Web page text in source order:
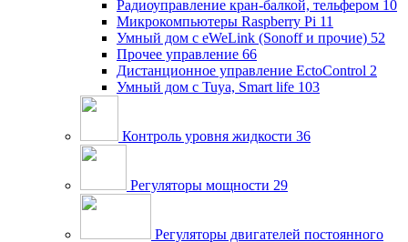
Радиоуправление кран-балкой, тельфером 10
Микрокомпьютеры Raspberry Pi 11
Умный дом c eWeLink (Sonoff и прочие) 52
Прочее управление 66
Дистанционное управление EctoControl 2
Умный дом с Tuya, Smart life 103
Контроль уровня жидкости 36
Регуляторы мощности 29
Регуляторы двигателей постоянного